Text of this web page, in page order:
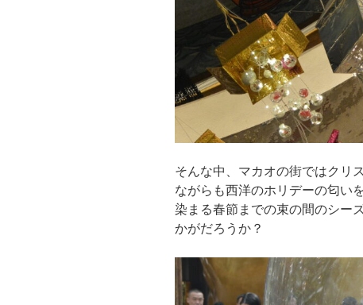
そんな中、マカオの街ではクリ
ながらも西洋のホリデーの匂い
染まる春節までの束の間のシー
かがだろうか？